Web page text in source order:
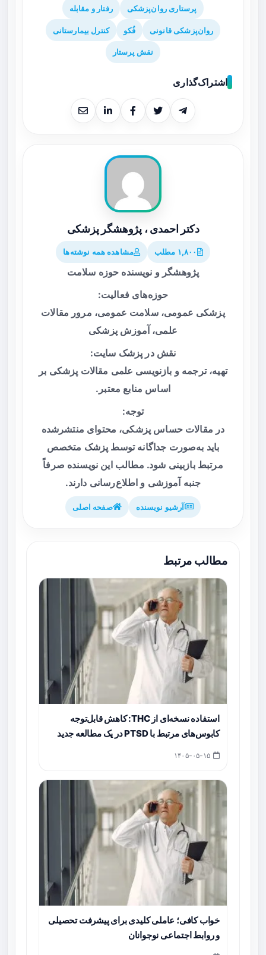
پرستاری روان‌پزشکی رفتار و مقابله
روان‌پزشکی قانونی فُکو کنترل بیمارستانی
نقش پرستار
اشتراک‌گذاری
دکتر احمدی ، پژوهشگر پزشکی
۱,۸۰۰ مطلب مشاهده همه نوشته‌ها
پژوهشگر و نویسنده حوزه سلامت
حوزه‌های فعالیت:
پزشکی عمومی، سلامت عمومی، مرور مقالات
علمی، آموزش پزشکی
نقش در پزشک سایت:
تهیه، ترجمه و بازنویسی علمی مقالات پزشکی بر
اساس منابع معتبر.
توجه:
در مقالات حساس پزشکی، محتوای منتشرشده
باید به‌صورت جداگانه توسط پزشک متخصص
مرتبط بازبینی شود. مطالب این نویسنده صرفاً
جنبه آموزشی و اطلاع‌رسانی دارند.
آرشیو نویسنده صفحه اصلی
مطالب مرتبط
استفاده نسخه‌ای از THC: کاهش قابل‌توجه
کابوس‌های مرتبط با PTSD در یک مطالعه جدید
خواب کافی؛ عاملی کلیدی برای پیشرفت تحصیلی
و روابط اجتماعی نوجوانان